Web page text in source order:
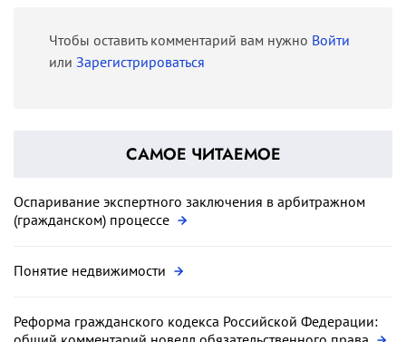
Чтобы оставить комментарий вам нужно Войти
или Зарегистрироваться
САМОЕ ЧИТАЕМОЕ
Оспаривание экспертного заключения в арбитражном
(гражданском) процессе
Понятие недвижимости
Реформа гражданского кодекса Российской Федерации: